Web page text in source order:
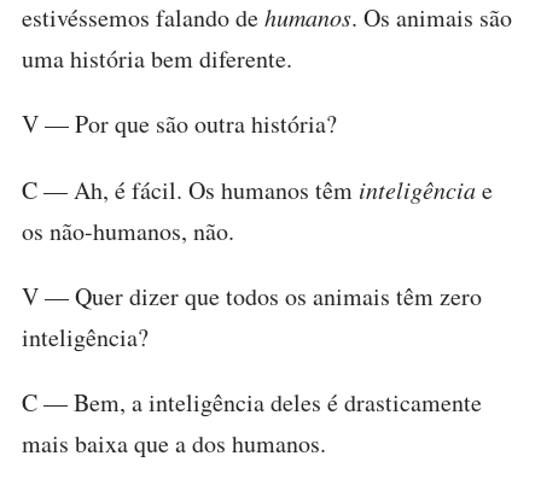
estivéssemos falando dehumanos. Os animais são
uma história bem diferente.
V — Por que são outra história?
C — Ah, é fácil. Os humanos têm inteligênciae
os não-humanos, não.
V — Quer dizer que todos os animais têm zero
inteligência?
C — Bem, a inteligência deles é drasticamente
mais baixa que a dos humanos.